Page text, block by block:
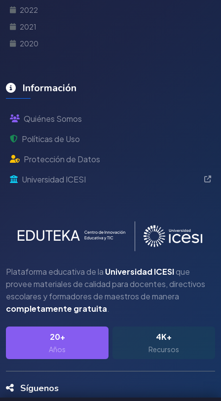
2022
2021
2020
Información
Quiénes Somos
Políticas de Uso
Protección de Datos
Universidad ICESI
Plataforma educativa de la Universidad ICESIque
provee materiales de calidad para docentes, directivos
escolares y formadores de maestros de manera
completamente gratuita.
20+
Años
4K+
Recursos
Síguenos